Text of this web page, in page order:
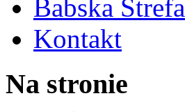
Babska Strefa
Kontakt
Na stronie